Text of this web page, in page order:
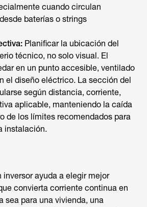
cuando circulan
baterías o strings
Planificar la ubicación del
técnico, no solo visual. El
en un punto accesible, ventilado
el diseño eléctrico. La sección del
según distancia, corriente,
aplicable, manteniendo la caída
de los límites recomendados para
instalación.
inversorayuda a elegir mejor
convierta corriente continua en
sea para una vivienda, una